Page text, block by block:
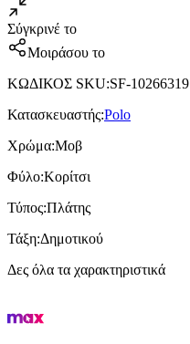
Σύγκρινέ το
Μοιράσου το
ΚΩΔΙΚΟΣ SKU:SF-10266319
Κατασκευαστής:Polo
Χρώμα:Μοβ
Φύλο:Κορίτσι
Τύπος:Πλάτης
Τάξη:Δημοτικού
Δες όλα τα χαρακτηριστικά